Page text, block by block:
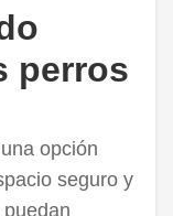
perros
opción
seguro y